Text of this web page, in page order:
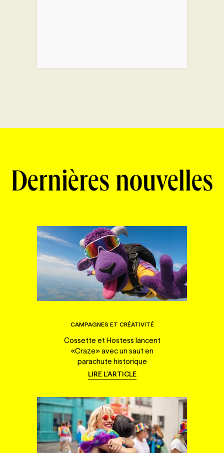
Dernières nouvelles
CAMPAGNES ET CRÉATIVITÉ
Cossette et Hostess lancent
«Craze» avec un saut en
parachute historique
LIRE L'ARTICLE